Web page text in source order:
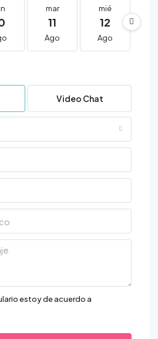
mar
11
Ago
mié
12
Ago
Video Chat
estoy de acuerdo a